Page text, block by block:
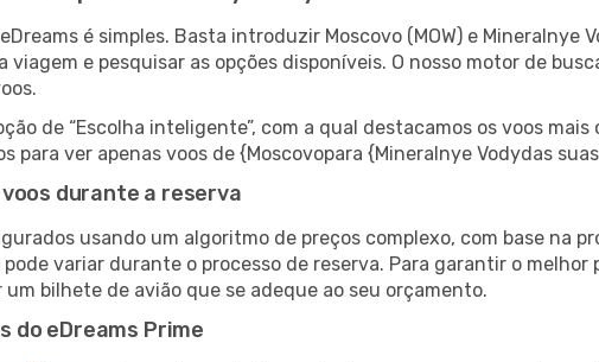
é simples. Basta introduzir Moscovo (MOW) e Mineralnye
viagem e pesquisar as opções disponíveis. O nosso motor de
de “Escolha inteligente”, com a qual destacamos os voos
para ver apenas voos de {Moscovopara {Mineralnye Vodydas
durante a reserva
usando um algoritmo de preços complexo, com base na
variar durante o processo de reserva. Para garantir o melhor
bilhete de avião que se adeque ao seu orçamento.
do eDreams Prime